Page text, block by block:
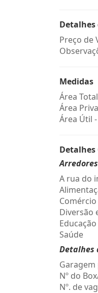
Detalhes
Preço de
Medidas
Área
Área
Área Útil
Detalhes
Arredores
A rua do
Comércio
Diversão
Educação
Saúde
Detalhes
Nº do
Nº. de